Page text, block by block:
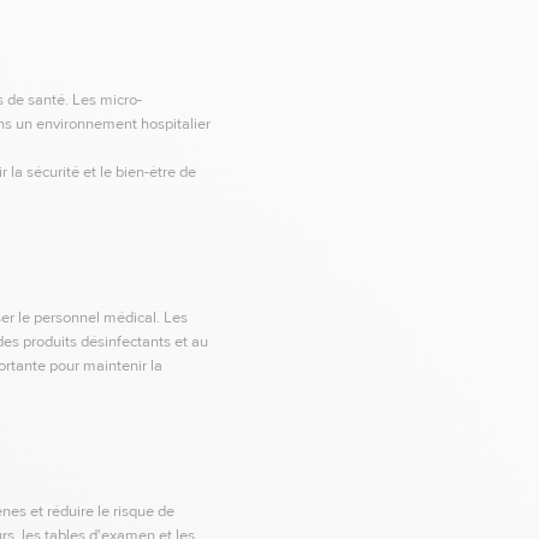
de santé. Les micro-
un environnement hospitalier
la sécurité et le bien-être de
le personnel médical. Les
produits désinfectants et au
pour maintenir la
et réduire le risque de